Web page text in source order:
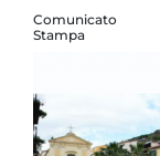
Comunicato
Stampa